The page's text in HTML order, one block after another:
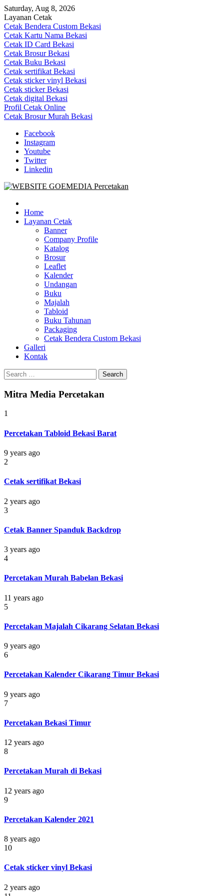
Skip
to
content
Saturday, Aug 8, 2026
Layanan Cetak
Cetak Bendera Custom Bekasi
Cetak Kartu Nama Bekasi
Cetak ID Card Bekasi
Cetak Brosur Bekasi
Cetak Buku Bekasi
Cetak sertifikat Bekasi
Cetak sticker vinyl Bekasi
Cetak sticker Bekasi
Cetak digital Bekasi
Profil Cetak Online
Cetak Brosur Murah Bekasi
Facebook
Instagram
Youtube
Twitter
Linkedin
Goe Media Percetakan | 0822-4439-5599 (Call/WA)
0822-4439-5599 (Call/WA) Percetakan jasa cetak banner buku yasin
invoice kartu nama label map nota spanduk stiker undangan
pernikahan murah online 24 jam
Home
Layanan Cetak
Banner
Company Profile
Katalog
Brosur
Leaflet
Kalender
Undangan
Buku
Majalah
Tabloid
Buku Tahunan
Packaging
Cetak Bendera Custom Bekasi
Galleri
Kontak
Search
for:
Mitra Media Percetakan
1
Percetakan Tabloid Bekasi Barat
9 years ago
2
Cetak sertifikat Bekasi
2 years ago
3
Cetak Banner Spanduk Backdrop
3 years ago
4
Percetakan Murah Babelan Bekasi
11 years ago
5
Percetakan Majalah Cikarang Selatan Bekasi
9 years ago
6
Percetakan Kalender Cikarang Timur Bekasi
9 years ago
7
Percetakan Bekasi Timur
12 years ago
8
Percetakan Murah di Bekasi
12 years ago
9
Percetakan Kalender 2021
8 years ago
10
Cetak sticker vinyl Bekasi
2 years ago